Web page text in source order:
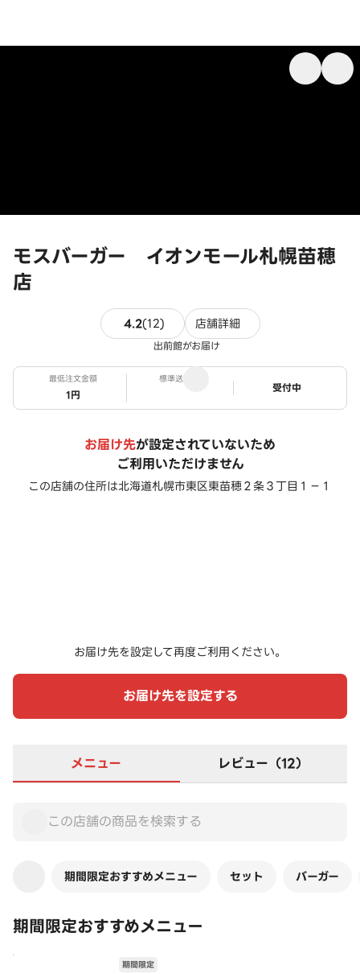
モスバーガー イオンモール札幌苗穂
店
4.2(12)12件のレビュー
店舗詳細
出前館がお届け
最低注文金額
1円
標準送料
ステータス
受付中
お届け先が設定されていないため
ご利用いただけません
この店舗の住所は北海道札幌市東区東苗穂２条３丁目１－１
お届け先を設定して再度ご利用ください。
お届け先を設定する
メニュー レビュー（12）
期間限定おすすめメニュー セット バーガー
期間限定おすすめメニュー
期間限定